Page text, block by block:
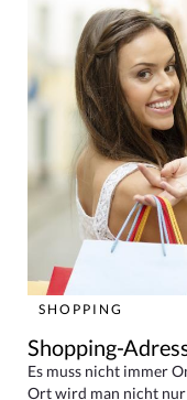
SHOPPING
Shopping-
Es muss nicht immer
Ort wird man nicht nur